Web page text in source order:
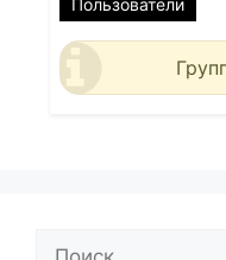
Пользователи